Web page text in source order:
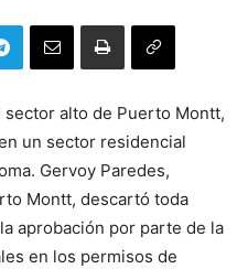
alto de Puerto Montt,
un sector residencial
Gervoy Paredes,
Montt, descartó toda
aprobación por parte de la
en los permisos de